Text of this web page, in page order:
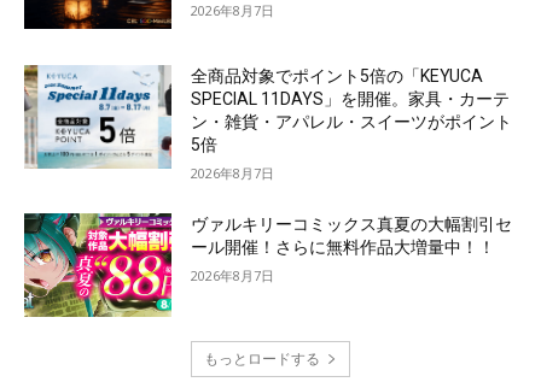
2026年8月7日
全商品対象でポイント5倍の「KEYUCA
SPECIAL 11DAYS」を開催。家具・カーテ
ン・雑貨・アパレル・スイーツがポイント
5倍
2026年8月7日
ヴァルキリーコミックス真夏の大幅割引セ
ール開催！さらに無料作品大増量中！！
2026年8月7日
もっとロードする